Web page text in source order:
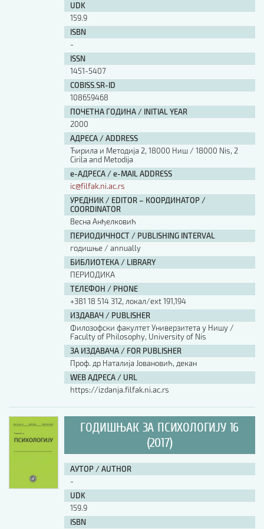
UDK
159.9
ISBN
-
ISSN
1451-5407
COBISS.SR-ID
108659468
ПОЧЕТНА ГОДИНА / INITIAL YEAR
2000
АДРЕСА / ADDRESS
Ћирила и Методија 2, 18000 Ниш / 18000 Nis, 2
Cirila and Metodija
е-АДРЕСА / e-MAIL ADDRESS
ic@filfak.ni.ac.rs
УРЕДНИК / EDITOR – КООРДИНАТОР /
COORDINATOR
Весна Анђелковић
ПЕРИОДИЧНОСТ / PUBLISHING INTERVAL
годишње / annually
БИБЛИОТЕКА / LIBRARY
ПЕРИОДИКА
ТЕЛЕФОН / PHONE
+381 18 514 312, локал/ext 191,194
ИЗДАВАЧ / PUBLISHER
Филозофски факултет Универзитета у Нишу /
Faculty of Philosophy, University of Nis
ЗА ИЗДАВАЧА / FOR PUBLISHER
Проф. др Наталија Јовановић, декан
WEB АДРЕСА / URL
https://izdanja.filfak.ni.ac.rs
ГОДИШЊАК ЗА ПСИХОЛОГИЈУ 16
(2017)
АУТОР / AUTHOR
-
UDK
159.9
ISBN